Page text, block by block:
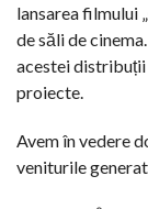
lansarea filmului
de săli de
acestei
proiecte.
Avem în vedere
veniturile